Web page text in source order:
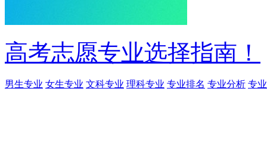
高考志愿专业选择指南！
男生专业 女生专业 文科专业 理科专业 专业排名 专业分析 专